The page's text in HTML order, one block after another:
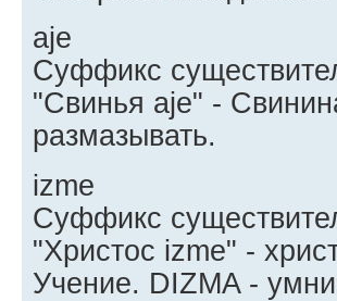
aje
Суффикс
"Свинья aje" -
размазывать.
izme
Суффикс
"Христос izme" -
Учение. DIZMA -